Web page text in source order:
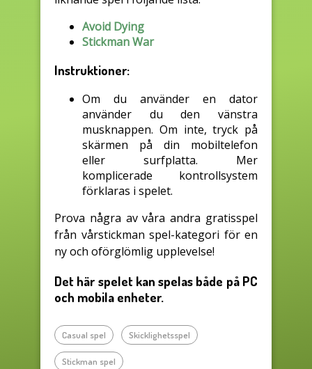
Avoid Dying
Stickman War
Instruktioner:
Om du använder en dator
använder du den vänstra
musknappen. Om inte, tryck på
skärmen på din mobiltelefon
eller surfplatta. Mer
komplicerade kontrollsystem
förklaras i spelet.
Prova några av våra andra gratisspel
från vårstickman spel-kategori för en
ny och oförglömlig upplevelse!
Det här spelet kan spelas både på PC
och mobila enheter.
Casual spel Skicklighetsspel
Stickman spel